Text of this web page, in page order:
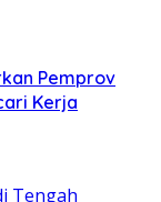
Pemprov
Kerja